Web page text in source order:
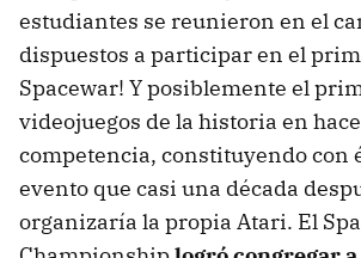
estudiantes se reunieron en el
dispuestos a participar en el
Spacewar! Y posiblemente el
videojuegos de la historia en
competencia, constituyendo con
evento que casi una década
organizaría la propia Atari. El